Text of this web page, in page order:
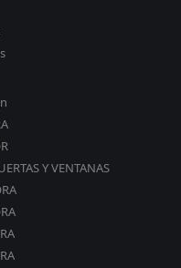
Y VENTANAS